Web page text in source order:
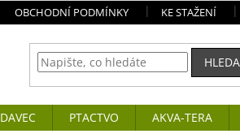
OBCHODNÍ PODMÍNKY KE STAŽENÍ
PTACTVO AKVA-TERA